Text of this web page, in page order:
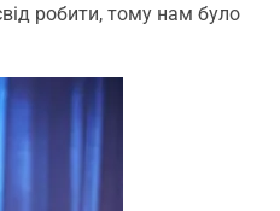
робити, тому нам було